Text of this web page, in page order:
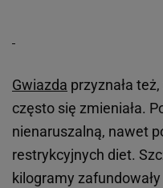
Gwiazda przyznała
często się zmieniała.
nienaruszalną, nawet
restrykcyjnych diet.
kilogramy